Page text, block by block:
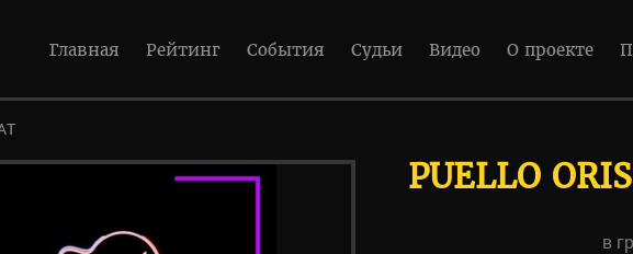
Главная Рейтинг События Судьи Видео О проекте
PUELLO
в